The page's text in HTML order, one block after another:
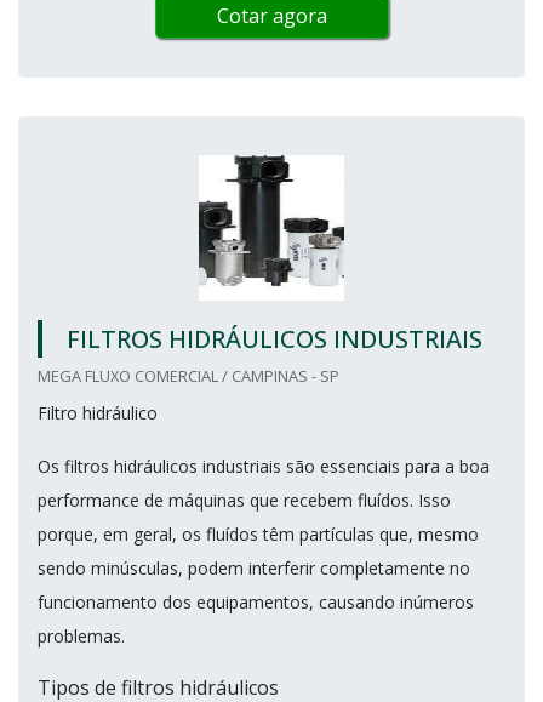
Cotar agora
FILTROS HIDRÁULICOS INDUSTRIAIS
MEGA FLUXO COMERCIAL / CAMPINAS - SP
Filtro hidráulico
Os filtros hidráulicos industriais são essenciais para a boa
performance de máquinas que recebem fluídos. Isso
porque, em geral, os fluídos têm partículas que, mesmo
sendo minúsculas, podem interferir completamente no
funcionamento dos equipamentos, causando inúmeros
problemas.
Tipos de filtros hidráulicos